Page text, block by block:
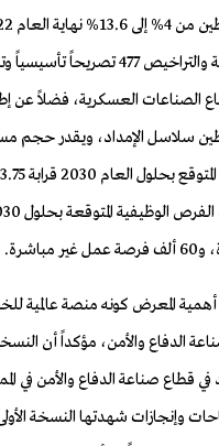
عدد التصاريح التأسيسية والتراخيص 477
الصناعات العسكرية، فضلاً عن
سلاسل الإمداد، ويقدر حجم
أهمية المعرض كونه منصة عالمية
الدفاع والأمن، مؤكداً أن
في قطاع صناعة الدفاع والأمن في
وإنجازات شهدتها النسخة